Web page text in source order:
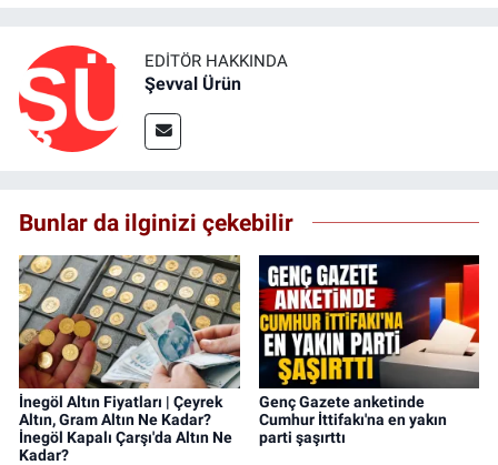
EDITÖR HAKKINDA
Şevval Ürün
Bunlar da ilginizi çekebilir
İnegöl Altın Fiyatları | Çeyrek
Altın, Gram Altın Ne Kadar?
İnegöl Kapalı Çarşı'da Altın Ne
Kadar?
Genç Gazete anketinde
Cumhur İttifakı'na en yakın
parti şaşırttı